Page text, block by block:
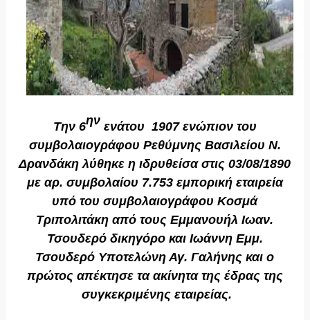
Την 6ην ενάτου 1907 ενώπιον του
συμβολαιογράφου Ρεθύμνης Βασιλείου Ν.
Δρανδάκη λύθηκε η ιδρυθείσα στις 03/08/1890
με αρ. συμβολαίου 7.753 εμπορική εταιρεία
υπό του συμβολαιογράφου Κοσμά
Τριπολιτάκη από τουςΕμμανουήλ Ιωαν.
Τσουδερόδικηγόρο και Ιωάννη Εμμ.
Τσουδερό Υποτελώνη Αγ. Γαλήνης και ο
πρώτος απέκτησε τα ακίνητα της έδρας της
συγκεκριμένης εταιρείας.